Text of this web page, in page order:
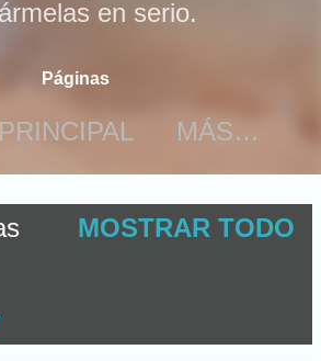
en serio.
Páginas
MÁS…
MOSTRAR TODO